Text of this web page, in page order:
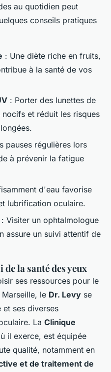
au quotidien peut
conseils pratiques
: Une diète riche en fruits,
à la santé de vos
: Porter des lunettes de
et réduit les risques
pauses régulières lors
à prévenir la fatigue
d'eau favorise
lubrification oculaire.
: Visiter un ophtalmologue
assure un suivi attentif de
la santé des yeux
ses ressources pour le
le Dr. Levy se
ses diverses
La Clinique
il exerce, est équipée
qualité, notamment en
et de traitement de